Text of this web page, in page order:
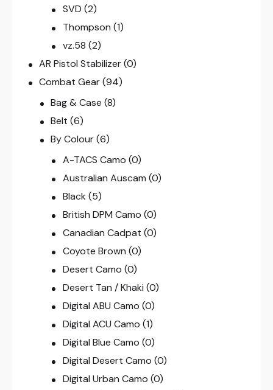
SVD (2)
Thompson (1)
vz.58 (2)
AR Pistol Stabilizer(0)
Combat Gear(94)
Bag & Case (8)
Belt (6)
By Colour (6)
A-TACS Camo (0)
Australian Auscam (0)
Black (5)
British DPM Camo (0)
Canadian Cadpat (0)
Coyote Brown (0)
Desert Camo (0)
Desert Tan / Khaki (0)
Digital ABU Camo (0)
Digital ACU Camo (1)
Digital Blue Camo (0)
Digital Desert Camo (0)
Digital Urban Camo (0)